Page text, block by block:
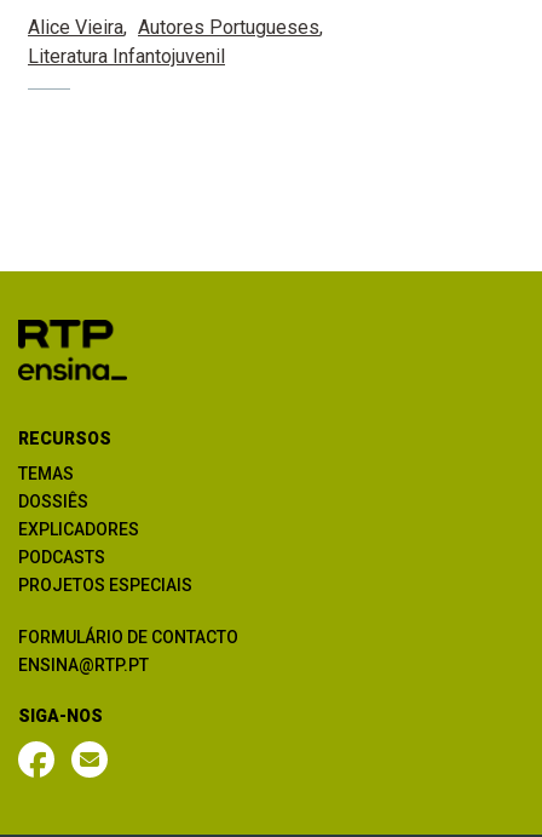
Alice Vieira
Autores Portugueses
Literatura Infantojuvenil
RECURSOS
TEMAS
DOSSIÊS
EXPLICADORES
PODCASTS
PROJETOS ESPECIAIS
FORMULÁRIO DE CONTACTO
ENSINA@RTP.PT
SIGA-NOS